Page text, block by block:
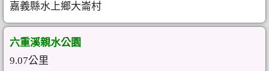
嘉義縣水上鄉大崙村
六重溪親水公園
9.07公里